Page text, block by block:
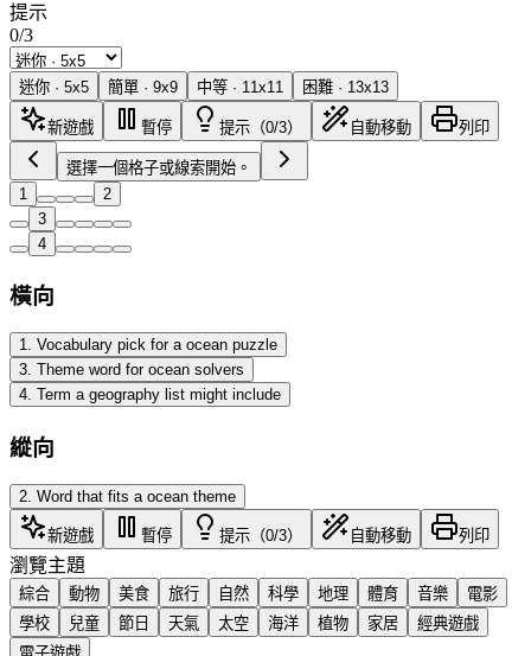
提示
0/3
迷你 · 5x5 簡單 · 9x9 中等 · 11x11 困難 · 13x13
新遊戲 暫停 提示（0/3） 自動移動 列印
選擇一個格子或線索開始。
1
2
3
4
橫向
1. Vocabulary pick for a ocean puzzle
3. Theme word for ocean solvers
4. Term a geography list might include
縱向
2 Word that fits a ocean theme
新遊戲 暫停 提示（0/3） 自動移動 列印
瀏覽主題
綜合 動物 美食 旅行 自然 科學 地理 體育 音樂
電影
學校
兒童 節日 天氣 太空 海洋 植物 家居
經典遊戲